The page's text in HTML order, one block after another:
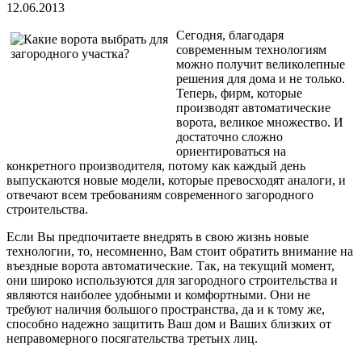
12.06.2013
Сегодня, благодаря
современным технологиям
можно получит великолепные
решения для дома и не только.
Теперь, фирм, которые
производят автоматические
ворота, великое множество. И
достаточно сложно
ориентироваться на
конкретного производителя, потому как каждый день
выпускаются новые модели, которые превосходят аналоги, и
отвечают всем требованиям современного загородного
строительства.
Если Вы предпочитаете внедрять в свою жизнь новые
технологии, то, несомненно, Вам стоит обратить внимание на
въездные ворота автоматические. Так, на текущий момент,
они широко используются для загородного строительства и
являются наиболее удобными и комфортными. Они не
требуют наличия большого пространства, да и к тому же,
способно надежно защитить Ваш дом и Ваших близких от
неправомерного посягательства третьих лиц.